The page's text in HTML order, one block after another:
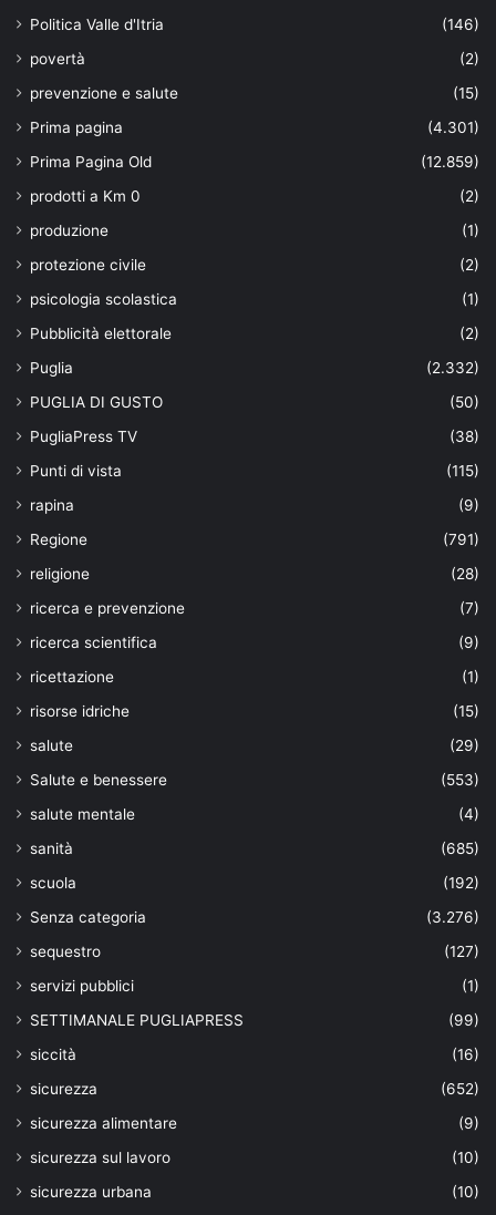
Politica Valle d'Itria
(146)
povertà
(2)
prevenzione e salute
(15)
Prima pagina
(4.301)
Prima Pagina Old
(12.859)
prodotti a Km 0
(2)
produzione
(1)
protezione civile
(2)
psicologia scolastica
(1)
Pubblicità elettorale
(2)
Puglia
(2.332)
PUGLIA DI GUSTO
(50)
PugliaPress TV
(38)
Punti di vista
(115)
rapina
(9)
Regione
(791)
religione
(28)
ricerca e prevenzione
(7)
ricerca scientifica
(9)
ricettazione
(1)
risorse idriche
(15)
salute
(29)
Salute e benessere
(553)
salute mentale
(4)
sanità
(685)
scuola
(192)
Senza categoria
(3.276)
sequestro
(127)
servizi pubblici
(1)
SETTIMANALE PUGLIAPRESS
(99)
siccità
(16)
sicurezza
(652)
sicurezza alimentare
(9)
sicurezza sul lavoro
(10)
sicurezza urbana
(10)